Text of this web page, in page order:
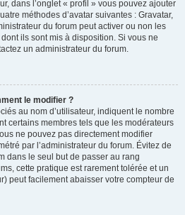
dans l’onglet « profil » vous pouvez ajouter
méthodes d’avatar suivantes : Gravatar,
du forum peut activer ou non les
ils sont mis à disposition. Si vous ne
un administrateur du forum.
le modifier ?
au nom d’utilisateur, indiquent le nombre
certains membres tels que les modérateurs
ne pouvez pas directement modifier
par l’administrateur du forum. Évitez de
dans le seul but de passer au rang
cette pratique est rarement tolérée et un
peut facilement abaisser votre compteur de